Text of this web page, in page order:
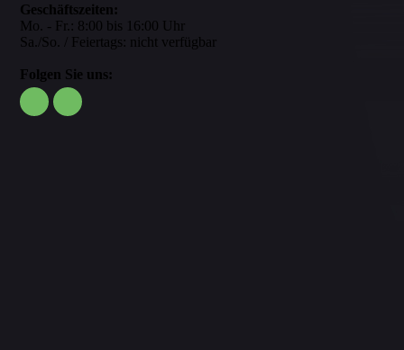
Geschäftszeiten:
Mo. - Fr.: 8:00 bis 16:00 Uhr
Sa./So. / Feiertags: nicht verfügbar
Folgen Sie uns: